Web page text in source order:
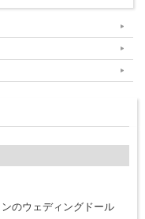
のウェディングドール